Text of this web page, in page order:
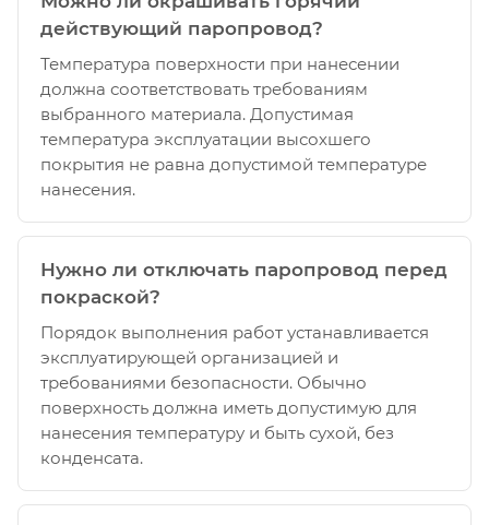
действующий паропровод?
Температура поверхности при нанесении
должна соответствовать требованиям
выбранного материала. Допустимая
температура эксплуатации высохшего
покрытия не равна допустимой температуре
нанесения.
Нужно ли отключать паропровод перед
покраской?
Порядок выполнения работ устанавливается
эксплуатирующей организацией и
требованиями безопасности. Обычно
поверхность должна иметь допустимую для
нанесения температуру и быть сухой, без
конденсата.